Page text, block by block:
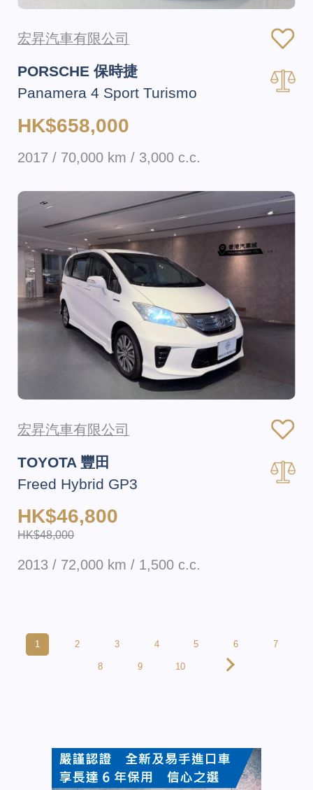
宏昇汽車有限公司
PORSCHE 保時捷
Panamera 4 Sport Turismo
HK$658,000
2017 / 70,000 km / 3,000 c.c.
宏昇汽車有限公司
TOYOTA 豐田
Freed Hybrid GP3
HK$46,800
HK$48,000
2013 / 72,000 km / 1,500 c.c.
1 2 3 4 5 6 7
8 9 10